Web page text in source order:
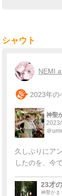
シャウト
NEMI
2023年の
神聖
＠
久しぶりにア
したのを、今
23才
神聖かま